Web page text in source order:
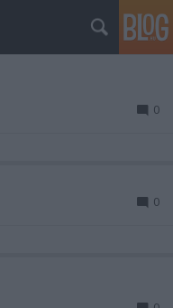
0
0